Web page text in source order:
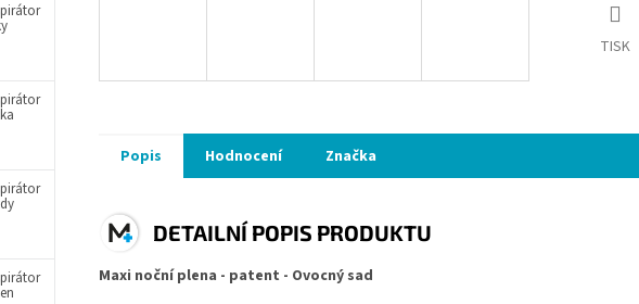
TISK
Popis Hodnocení Značka
DETAILNÍ POPIS PRODUKTU
Maxi noční plena - patent - Ovocný sad